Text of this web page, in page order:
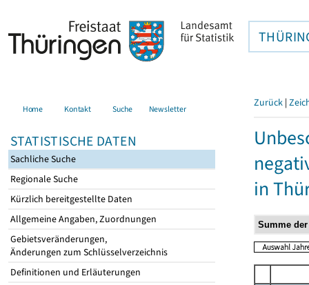
Home Kontakt Suche Newsletter
STATISTISCHE DATEN
Sachliche Suche
Regionale Suche
Kürzlich bereitgestellte Daten
Allgemeine Angaben, Zuordnungen
Gebietsveränderungen,
Änderungen zum Schlüsselverzeichnis
Definitionen und Erläuterungen
Zurück |
in